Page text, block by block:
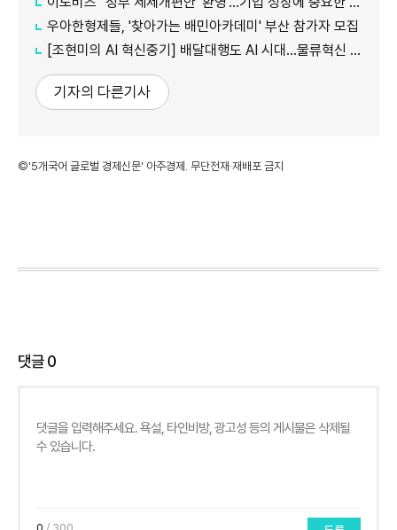
우아한형제들, '찾아가는 배민아카데미' 부산 참가자 모집
[조현미의 AI 혁신중기] 배달대행도 AI 시대…물류혁신 선도하는 부릉
기자의 다른기사
©'5개국어 글로벌 경제신문' 아주경제. 무단전재·재배포 금지
댓글0